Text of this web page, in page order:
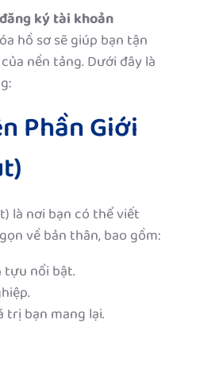
ký tài khoản
hồ sơ sẽ giúp bạn tận
nền tảng. Dưới đây là
Phần Giới
là nơi bạn có thể viết
về bản thân, bao gồm:
tựu nổi bật.
trị bạn mang lại.